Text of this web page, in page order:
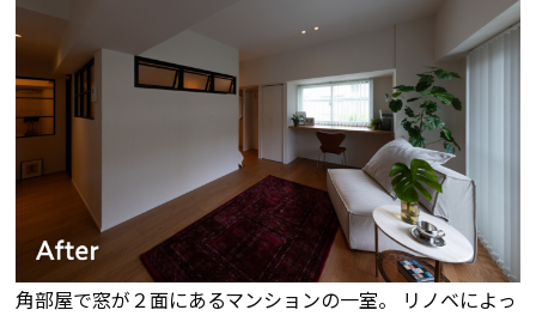
角部屋で窓が２面にあるマンションの一室。 リノベによっ